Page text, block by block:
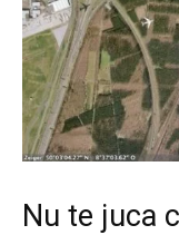
Nu te juca